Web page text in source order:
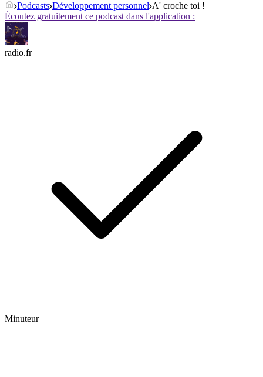
Podcasts Développement personnel A' croche toi !
Écoutez gratuitement ce podcast dans l'application :
radio.fr
Minuteur